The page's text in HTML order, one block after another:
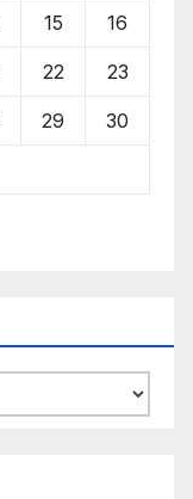
15 16
22 23
29 30